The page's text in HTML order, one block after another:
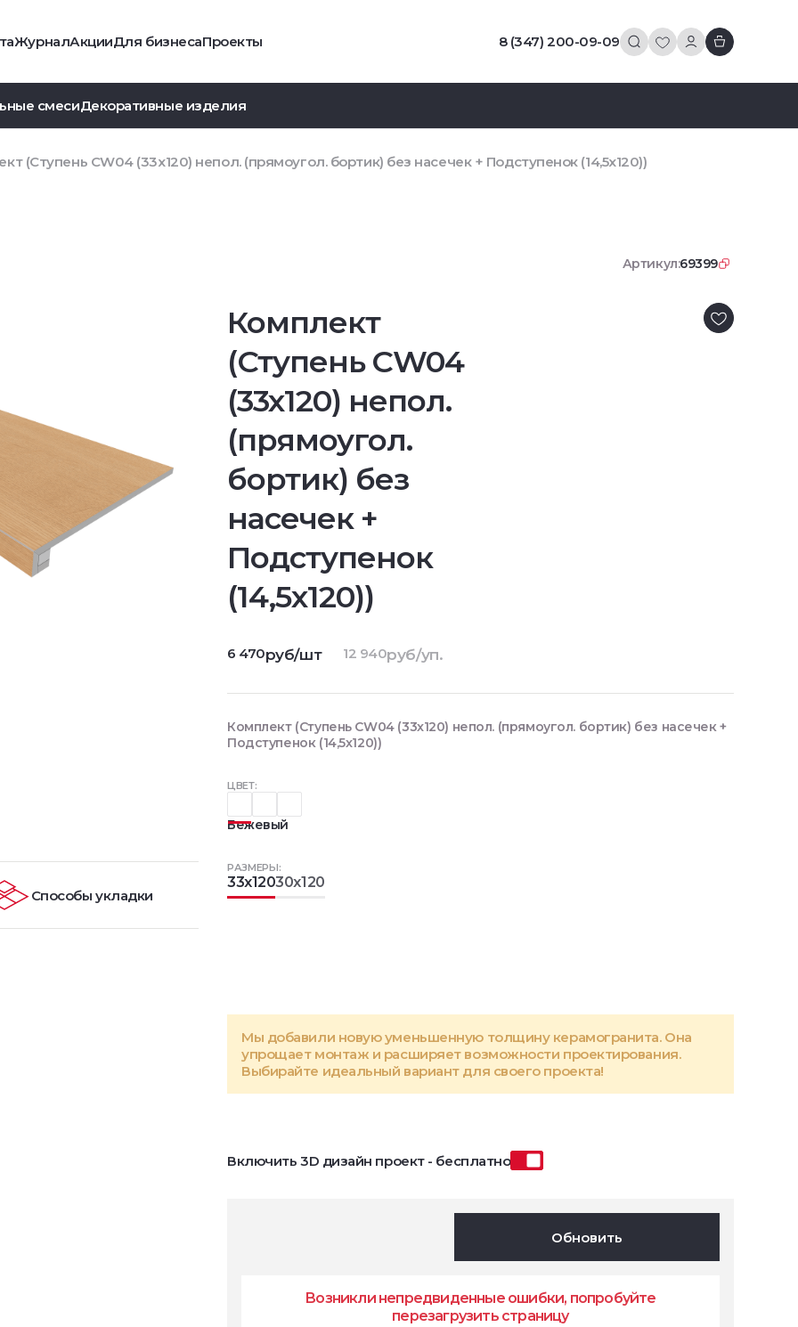
ЖурналАкцииДля бизнесаПроекты 8 (347) 200-09-09
смесиДекоративные изделия
(Ступень CW04 (33x120) непол. (прямоугол. бортик) без насечек + Подступенок (14,5x120))
Артикул:69399
Комплект
(Ступень CW04
(33x120) непол.
(прямоугол.
бортик) без
насечек +
Подступенок
(14,5x120))
ЦВЕТ:
Бежевый
РАЗМЕРЫ:
33x12030x120
Мы добавили новую уменьшенную толщину керамогранита. Она
упрощает монтаж и расширяет возможности проектирования.
Выбирайте идеальный вариант для своего проекта!
Включить 3D дизайн проект - бесплатно
6 470руб/шт 12 940руб/уп.
Обновить
Возникли непредвиденные ошибки, попробуйте
перезагрузить страницу
Комплект (Ступень CW04 (33x120) непол. (прямоугол. бортик) без насечек +
Подступенок (14,5x120))
Способы укладки